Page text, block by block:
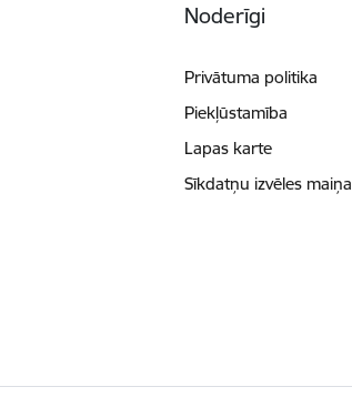
Noderīgi
Privātuma politika
Piekļūstamība
Lapas karte
Sīkdatņu izvēles maiņa